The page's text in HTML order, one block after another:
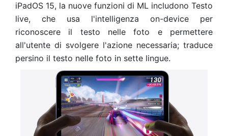
iPadOS 15, la nuove funzioni di ML includono Testo
live, che usa l'intelligenza on-device per
riconoscere il testo nelle foto e permettere
all'utente di svolgere l'azione necessaria; traduce
persino il testo nelle foto in sette lingue.